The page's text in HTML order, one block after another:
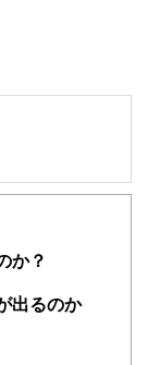
か？
出るのか